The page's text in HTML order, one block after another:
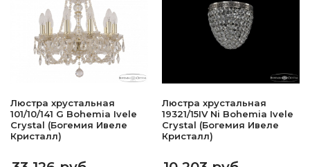
Люстра хрустальная
101/10/141 G Bohemia Ivele
Crystal (Богемия Ивеле
Кристалл)
Люстра хрустальная
19321/15IV Ni Bohemia Ivele
Crystal (Богемия Ивеле
Кристалл)